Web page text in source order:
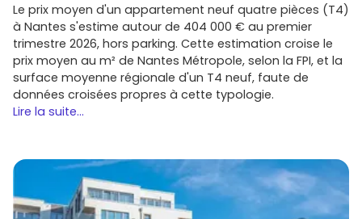
Le prix moyen d'un appartement neuf quatre pièces (T4)
à Nantes s'estime autour de 404 000 € au premier
trimestre 2026, hors parking. Cette estimation croise le
prix moyen au m² de Nantes Métropole, selon la FPI, et la
surface moyenne régionale d'un T4 neuf, faute de
données croisées propres à cette typologie.
Lire la suite...